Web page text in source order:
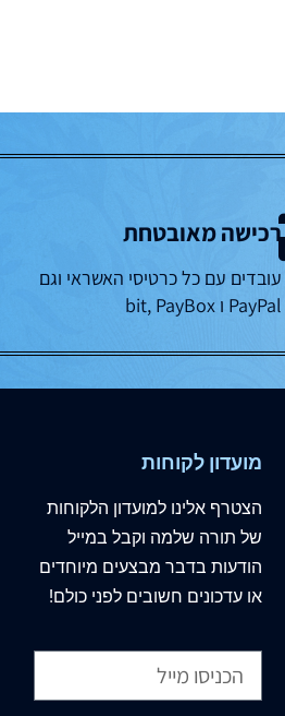
רכישה מאובטחת
עובדים עם כל כרטיסי האשראי וגם
PayPal ו bit, PayBox
מועדון לקוחות
הצטרף אלינו למועדון הלקוחות
של תורה שלמה וקבל במייל
הודעות בדבר מבצעים מיוחדים
או עדכונים חשובים לפני כולם!